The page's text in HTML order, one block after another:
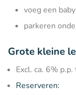
voeg een
parkeren
Grote kleine
Excl. ca. 6%
Reserveren: